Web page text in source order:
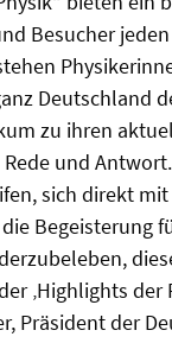
Besucher
Deutschland
zu ihren
und
sich direkt
Begeisterung
‚Highlights der
Präsident der